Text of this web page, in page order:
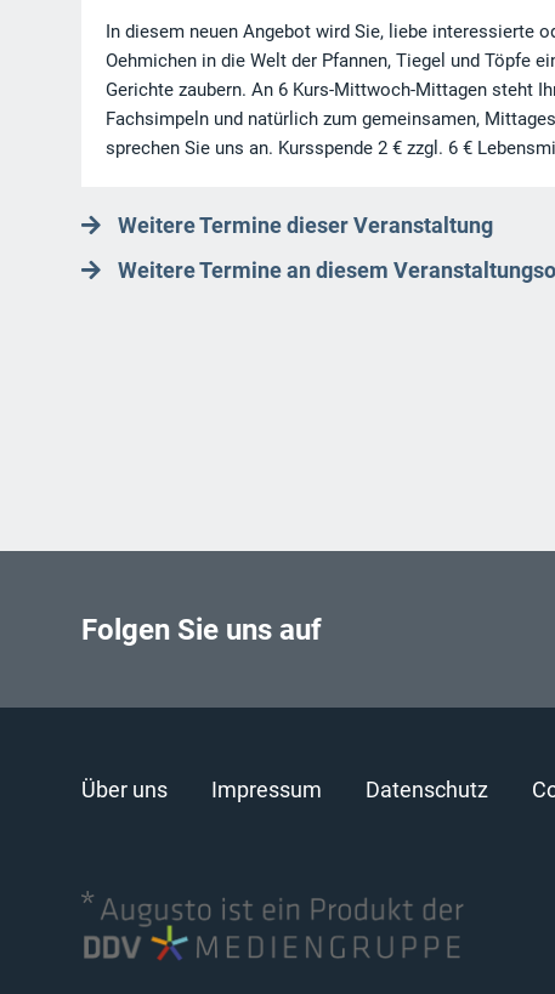
In diesem neuen Angebot wird Sie, liebe interessierte
Oehmichen in die Welt der Pfannen, Tiegel und Töpfe
Gerichte zaubern. An 6 Kurs-Mittwoch-Mittagen steht
Fachsimpeln und natürlich zum gemeinsamen,
sprechen Sie uns an. Kursspende 2 € zzgl. 6 €
Weitere Termine dieser Veranstaltung
Weitere Termine an diesem
Folgen Sie uns auf
Über uns Impressum Datenschutz